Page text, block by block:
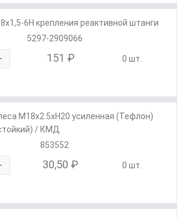
6Н крепления реактивной штанги
5297-2909066
151 ₽ 0 шт.
М18х2.5хH20 усиленная (Тефлон)
/ КМД
853552
30,50 ₽ 0 шт.